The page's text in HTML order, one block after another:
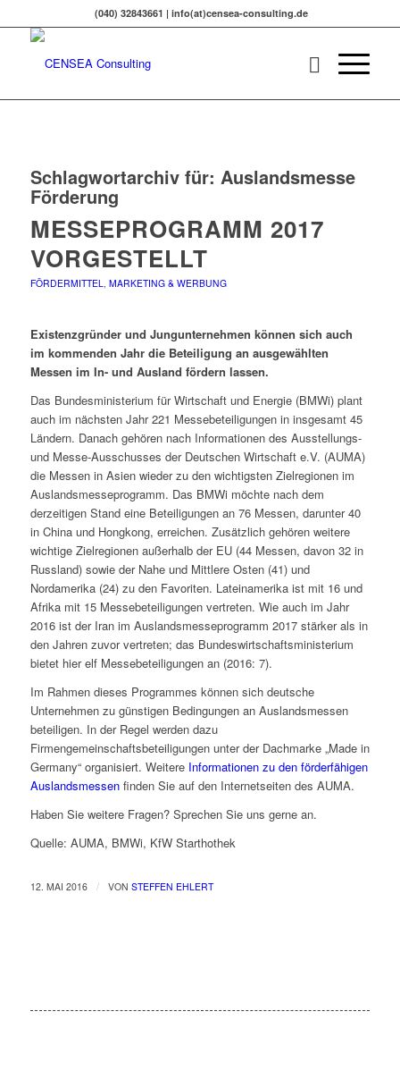
(040) 32843661 | info(at)censea-consulting.de
Schlagwortarchiv für: Auslandsmesse
Förderung
MESSEPROGRAMM 2017
VORGESTELLT
FÖRDERMITTEL, MARKETING & WERBUNG
Existenzgründer und Jungunternehmen können sich auch
im kommenden Jahr die Beteiligung an ausgewählten
Messen im In- und Ausland fördern lassen.
Das Bundesministerium für Wirtschaft und Energie (BMWi) plant
auch im nächsten Jahr 221 Messebeteiligungen in insgesamt 45
Ländern. Danach gehören nach Informationen des Ausstellungs-
und Messe-Ausschusses der Deutschen Wirtschaft e.V. (AUMA)
die Messen in Asien wieder zu den wichtigsten Zielregionen im
Auslandsmesseprogramm. Das BMWi möchte nach dem
derzeitigen Stand eine Beteiligungen an 76 Messen, darunter 40
in China und Hongkong, erreichen. Zusätzlich gehören weitere
wichtige Zielregionen außerhalb der EU (44 Messen, davon 32 in
Russland) sowie der Nahe und Mittlere Osten (41) und
Nordamerika (24) zu den Favoriten. Lateinamerika ist mit 16 und
Afrika mit 15 Messebeteiligungen vertreten. Wie auch im Jahr
2016 ist der Iran im Auslandsmesseprogramm 2017 stärker als in
den Jahren zuvor vertreten; das Bundeswirtschaftsministerium
bietet hier elf Messebeteiligungen an (2016: 7).
Im Rahmen dieses Programmes können sich deutsche
Unternehmen zu günstigen Bedingungen an Auslandsmessen
beteiligen. In der Regel werden dazu
Firmengemeinschaftsbeteiligungen unter der Dachmarke „Made in
Germany“ organisiert. Weitere Informationen zu den förderfähigen
Auslandsmessenfinden Sie auf den Internetseiten des AUMA.
Haben Sie weitere Fragen? Sprechen Sie uns gerne an.
Quelle: AUMA, BMWi, KfW Starthothek
12. MAI 2016 / VON STEFFEN EHLERT